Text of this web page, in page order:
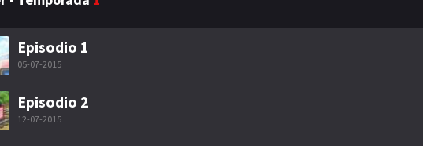
Episodio 1
05-07-2015
Episodio 2
12-07-2015